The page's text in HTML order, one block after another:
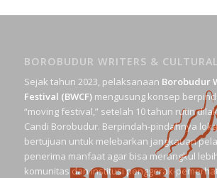
BOROBUDUR WRITERS &
Sejak tahun 2023, pelaksanaan Borobudur
Festival (BWCF)mengusung konsep
“moving festival,” setelah 10 tahun rutin
Candi Borobudur. Berpindah-pindahnya
bertujuan untuk melebarkan jangkauan
penerima manfaat agar bisa merangkul
komunitas dan institusi penggerak-